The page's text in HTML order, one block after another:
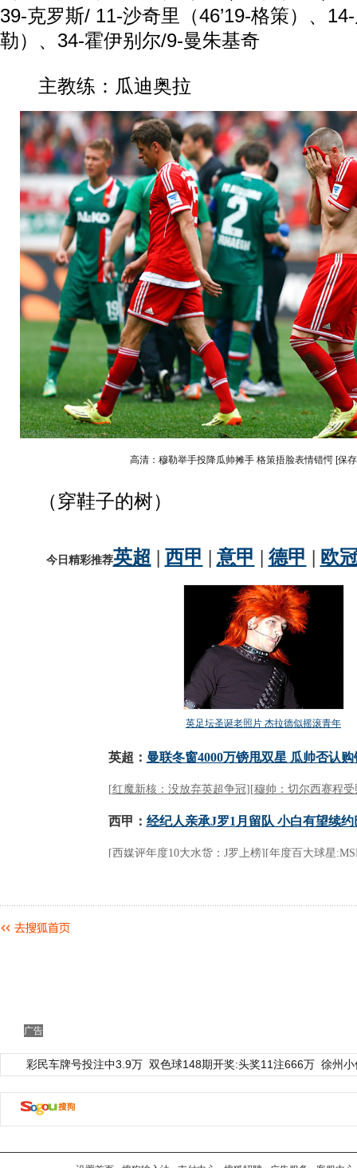
39-克罗斯/ 11-沙奇里（46’19-格策）、
勒）、34-霍伊别尔/9-曼朱基奇
主教练：瓜迪奥拉
高清：穆勒举手投降瓜帅摊手 格策捂脸表情错愕 [保
（穿鞋子的树）
广告
彩民车牌号投注中3.9万 双色球148期开奖:头奖11注666万 徐州